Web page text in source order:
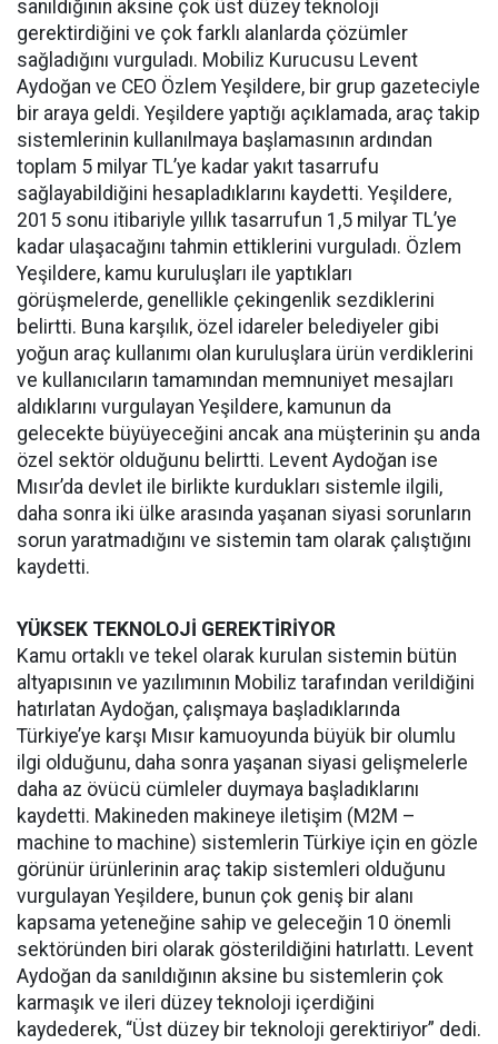
sanıldığının aksine çok üst düzey teknoloji
gerektirdiğini ve çok farklı alanlarda çözümler
sağladığını vurguladı. Mobiliz Kurucusu Levent
Aydoğan ve CEO Özlem Yeşildere, bir grup gazeteciyle
bir araya geldi. Yeşildere yaptığı açıklamada, araç takip
sistemlerinin kullanılmaya başlamasının ardından
toplam 5 milyar TL’ye kadar yakıt tasarrufu
sağlayabildiğini hesapladıklarını kaydetti. Yeşildere,
2015 sonu itibariyle yıllık tasarrufun 1,5 milyar TL’ye
kadar ulaşacağını tahmin ettiklerini vurguladı. Özlem
Yeşildere, kamu kuruluşları ile yaptıkları
görüşmelerde, genellikle çekingenlik sezdiklerini
belirtti. Buna karşılık, özel idareler belediyeler gibi
yoğun araç kullanımı olan kuruluşlara ürün verdiklerini
ve kullanıcıların tamamından memnuniyet mesajları
aldıklarını vurgulayan Yeşildere, kamunun da
gelecekte büyüyeceğini ancak ana müşterinin şu anda
özel sektör olduğunu belirtti. Levent Aydoğan ise
Mısır’da devlet ile birlikte kurdukları sistemle ilgili,
daha sonra iki ülke arasında yaşanan siyasi sorunların
sorun yaratmadığını ve sistemin tam olarak çalıştığını
kaydetti.
YÜKSEK TEKNOLOJİ GEREKTİRİYOR
Kamu ortaklı ve tekel olarak kurulan sistemin bütün
altyapısının ve yazılımının Mobiliz tarafından verildiğini
hatırlatan Aydoğan, çalışmaya başladıklarında
Türkiye’ye karşı Mısır kamuoyunda büyük bir olumlu
ilgi olduğunu, daha sonra yaşanan siyasi gelişmelerle
daha az övücü cümleler duymaya başladıklarını
kaydetti. Makineden makineye iletişim (M2M –
machine to machine) sistemlerin Türkiye için en gözle
görünür ürünlerinin araç takip sistemleri olduğunu
vurgulayan Yeşildere, bunun çok geniş bir alanı
kapsama yeteneğine sahip ve geleceğin 10 önemli
sektöründen biri olarak gösterildiğini hatırlattı. Levent
Aydoğan da sanıldığının aksine bu sistemlerin çok
karmaşık ve ileri düzey teknoloji içerdiğini
kaydederek, “Üst düzey bir teknoloji gerektiriyor” dedi.